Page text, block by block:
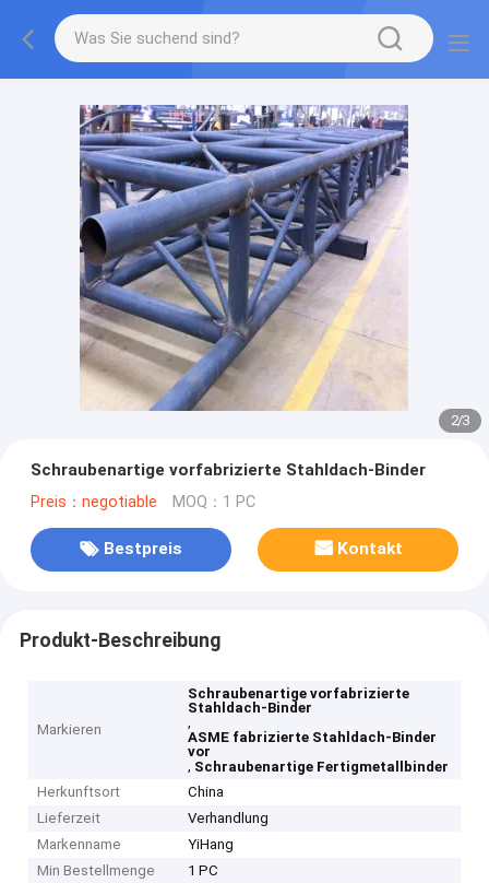
2/3
Schraubenartige vorfabrizierte Stahldach-Binder
Preis：negotiable MOQ：1 PC
Bestpreis Kontakt
Produkt-Beschreibung
Markieren
Schraubenartige vorfabrizierte
Stahldach-Binder
,
ASME fabrizierte Stahldach-Binder
vor
, Schraubenartige Fertigmetallbinder
Herkunftsort
China
Lieferzeit
Verhandlung
Markenname
YiHang
Min Bestellmenge
1 PC